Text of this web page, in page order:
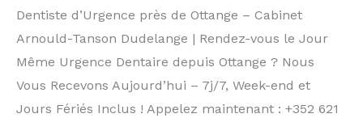
Dentiste d’Urgence près de Ottange – Cabinet
Arnould-Tanson Dudelange | Rendez-vous le Jour
Même Urgence Dentaire depuis Ottange ? Nous
Vous Recevons Aujourd’hui – 7j/7, Week-end et
Jours Fériés Inclus ! Appelez maintenant : +352 621